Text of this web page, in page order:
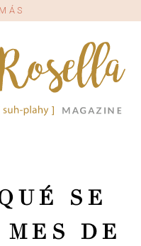
SE
DE